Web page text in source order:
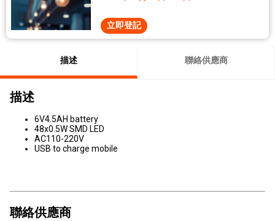
立即登記
描述 聯絡供應商
描述
6V4.5AH battery
48x0.5W SMD LED
AC110-220V
USB to charge mobile
聯絡供應商